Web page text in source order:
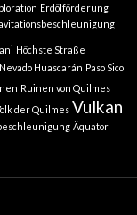
Erdölförderung
Höchste Straße
Nevado Huascarán Paso Sico
Ruinen von Quilmes
der Quilmes Vulkan
Äquator